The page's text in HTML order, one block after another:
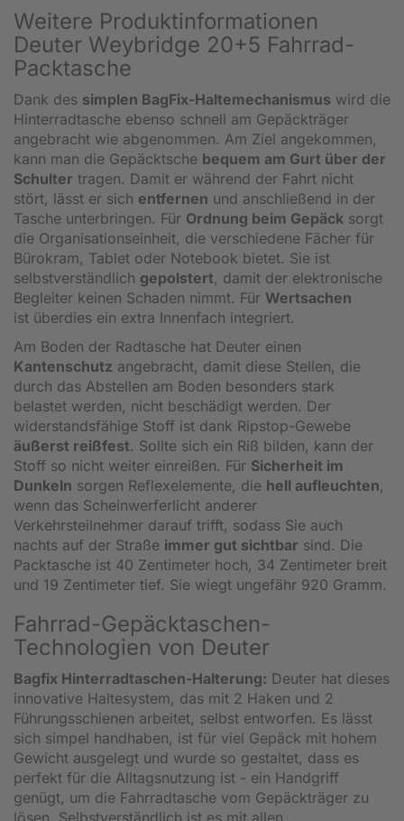
Weitere Produktinformationen
Deuter Weybridge 20+5 Fahrrad-
Packtasche
Dank des simplen BagFix-Haltemechanismus wird die
Hinterradtasche ebenso schnell am Gepäckträger
angebracht wie abgenommen. Am Ziel angekommen,
kann man die Gepäcktsche bequem am Gurt über der
Schulter tragen. Damit er während der Fahrt nicht
stört, lässt er sich entfernen und anschließend in der
Tasche unterbringen. Für Ordnung beim Gepäck sorgt
die Organisationseinheit, die verschiedene Fächer für
Bürokram, Tablet oder Notebook bietet. Sie ist
selbstverständlich gepolstert, damit der elektronische
Begleiter keinen Schaden nimmt. Für Wertsachen
ist überdies ein extra Innenfach integriert.
Am Boden der Radtasche hat Deuter einen
Kantenschutz angebracht, damit diese Stellen, die
durch das Abstellen am Boden besonders stark
belastet werden, nicht beschädigt werden. Der
widerstandsfähige Stoff ist dank Ripstop-Gewebe
äußerst reißfest. Sollte sich ein Riß bilden, kann der
Stoff so nicht weiter einreißen. Für Sicherheit im
Dunkeln sorgen Reflexelemente, die hell aufleuchten,
wenn das Scheinwerferlicht anderer
Verkehrsteilnehmer darauf trifft, sodass Sie auch
nachts auf der Straße immer gut sichtbar sind. Die
Packtasche ist 40 Zentimeter hoch, 34 Zentimeter breit
und 19 Zentimeter tief. Sie wiegt ungefähr 920 Gramm.
Fahrrad-Gepäcktaschen-
Technologien von Deuter
Bagfix Hinterradtaschen-Halterung: Deuter hat dieses
innovative Haltesystem, das mit 2 Haken und 2
Führungsschienen arbeitet, selbst entworfen. Es lässt
sich simpel handhaben, ist für viel Gepäck mit hohem
Gewicht ausgelegt und wurde so gestaltet, dass es
perfekt für die Alltagsnutzung ist - ein Handgriff
genügt, um die Fahrradtasche vom Gepäckträger zu
lösen. Selbstverständlich ist es mit allen